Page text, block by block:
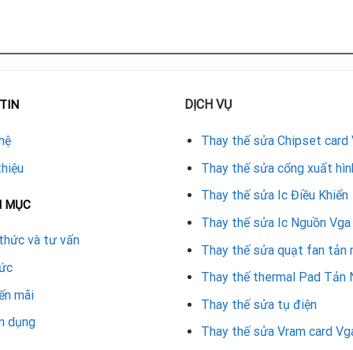
hóc.
cũ.
toàn.
card GTX 180 sau sửa chữa sẽ hoạt động ổn định, hiệu
thay chipset GPU VGA GTX 180
MỤC
và tư vấn
mãi
dụng
DỊCH VỤ
Thay thế sửa Chipset card
Thay thế sửa cổng xuất
Thay thế sửa Ic Điều Khiển
Thay thế sửa Ic Nguồn Vga
Thay thế sửa quạt fan tản
Thay thế thermal Pad Tản
Thay thế sửa tụ điện
Thay thế sửa Vram card